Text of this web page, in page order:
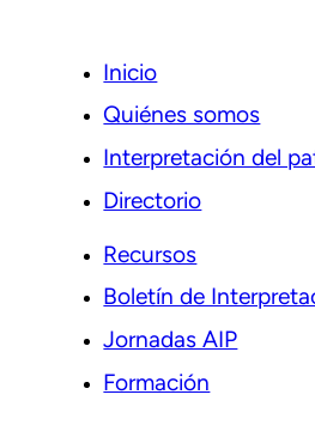
Inicio
Quiénes somos
Interpretación del
Directorio
Recursos
Boletín de
Jornadas AIP
Formación